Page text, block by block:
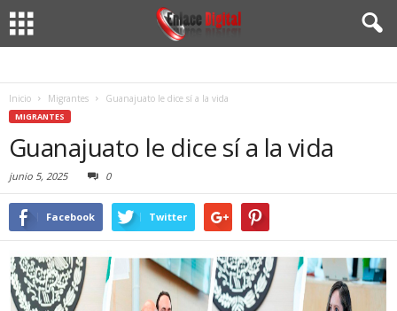
Inicio Migrantes Guanajuato le dice sí a la vida
MIGRANTES
Guanajuato le dice sí a la vida
junio 5, 2025 0
Facebook Twitter